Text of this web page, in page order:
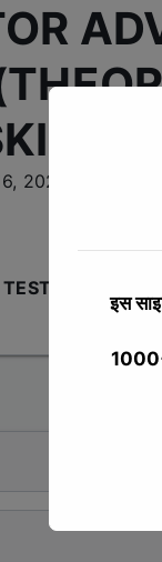
)
2026
2 YEAR
इस